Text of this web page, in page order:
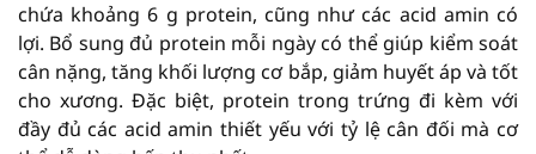
chứa khoảng 6 g protein, cũng như các acid amin có
lợi. Bổ sung đủ protein mỗi ngày có thể giúp kiểm soát
cân nặng, tăng khối lượng cơ bắp, giảm huyết áp và tốt
cho xương. Đặc biệt, protein trong trứng đi kèm với
đầy đủ các acid amin thiết yếu với tỷ lệ cân đối mà cơ